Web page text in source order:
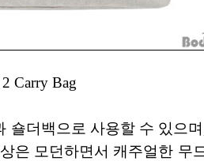
Carry Bag
숄더백으로 사용할 수 있으
모던하면서 캐주얼한 무